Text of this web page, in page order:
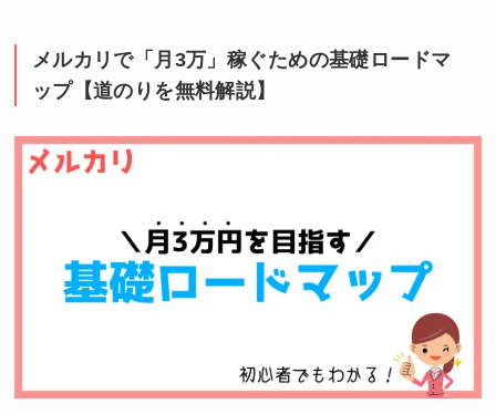
メルカリで「月3万」稼ぐための基礎ロードマ
ップ【道のりを無料解説】